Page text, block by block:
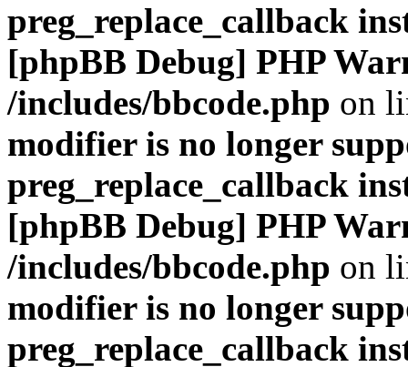
preg_replace_callback
[phpBB Debug] PHP
/includes/bbcode.php on
modifier is no longer
preg_replace_callback
[phpBB Debug] PHP
/includes/bbcode.php on
modifier is no longer
preg_replace_callback